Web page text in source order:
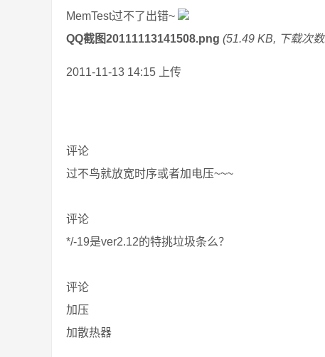
MemTest过不了出错~
QQ截图20111113141508.png (51.49 KB, 下载次
2011-11-13 14:15 上传
评论
过不鸟就放宽时序或者加电压~~~
评论
*/-19是ver2.12的特挑垃圾条么？
评论
加压
加散热器